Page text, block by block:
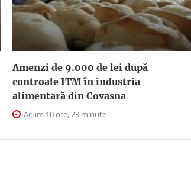
Amenzi de 9.000 de lei după
controale ITM în industria
alimentară din Covasna
Acum 10 ore, 23 minute